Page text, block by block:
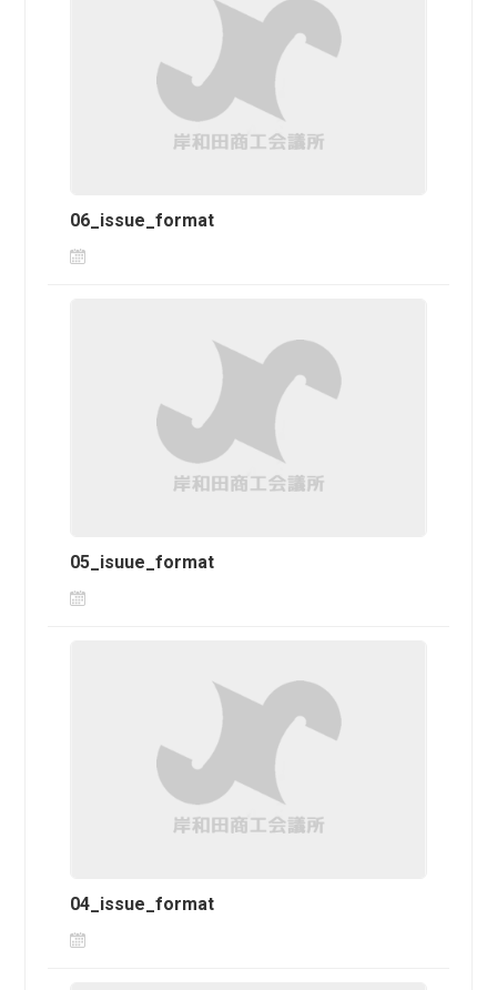
06_issue_format
05_isuue_format
04_issue_format